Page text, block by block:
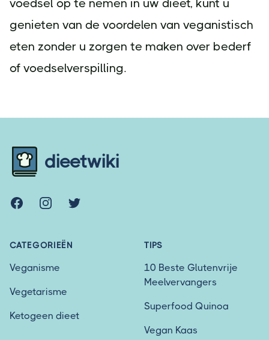
voedsel op te nemen in uw dieet, kunt u
genieten van de voordelen van veganistisch
eten zonder u zorgen te maken over bederf
of voedselverspilling.
dieetwiki
FacebookInstagramTwitter
CATEGORIEËN
Veganisme
Vegetarisme
Ketogeen dieet
TIPS
10 Beste Glutenvrije
Meelvervangers
Superfood Quinoa
Vegan Kaas